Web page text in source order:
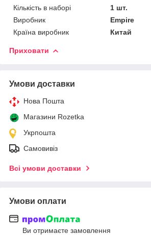
Кількість в наборі
1 шт.
Виробник
Empire
Країна виробник
Китай
Приховати
Умови доставки
Нова Пошта
Магазини Rozetka
Укрпошта
Самовивіз
Всі умови доставки
Умови оплати
Ви отримаєте замовлення